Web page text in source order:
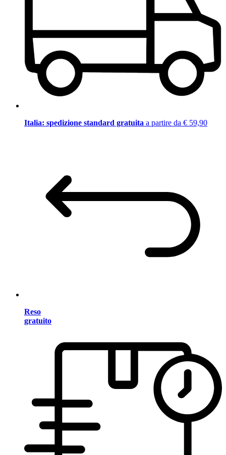
Italia: spedizione standard gratuita a partire da € 59,90
Reso
gratuito